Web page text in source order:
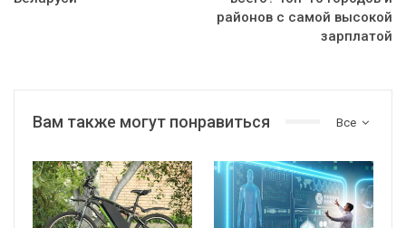
районов с самой высокой
зарплатой
Все
Вам также могут понравиться